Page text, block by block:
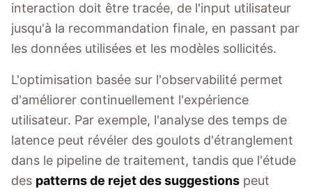
interaction doit être tracée, de l'input utilisateur
jusqu'à la recommandation finale, en passant par
les données utilisées et les modèles sollicités.
L'optimisation basée sur l'observabilité permet
d'améliorer continuellement l'expérience
utilisateur. Par exemple, l'analyse des temps de
latence peut révéler des goulots d'étranglement
dans le pipeline de traitement, tandis que l'étude
des patterns de rejet des suggestions peut